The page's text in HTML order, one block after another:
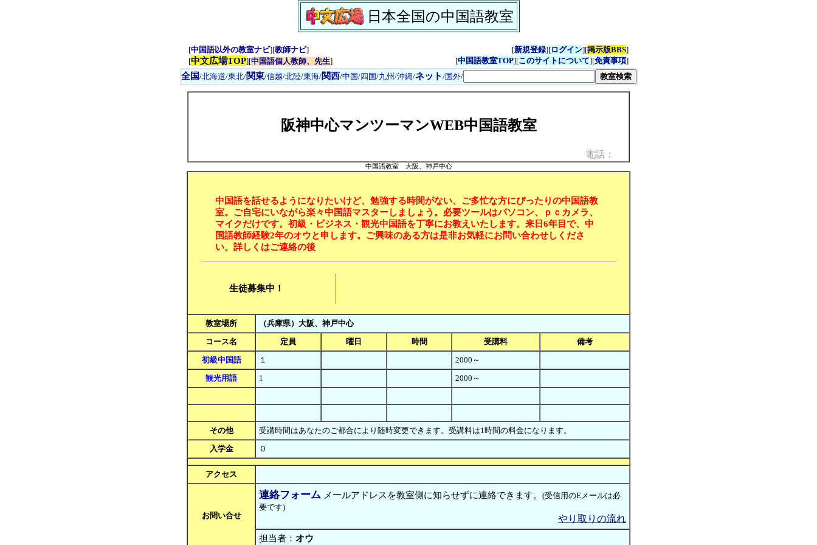
日本全国の中国語教室
[中国語以外の教室ナビ][教師ナビ]
[中文広場TOP][中国語個人教師、先生]
[新規登録][ログイン][掲示版BBS]
[中国語教室TOP][このサイトについて][免責事項]
全国/北海道/東北/関東/信越/北陸/東海/関西/中国/四国/九州/沖縄/ネット /国外/
阪神中心マンツーマンWEB中国語教室
電話：
中国語教室 大阪、神戸中心
中国語を話せるようになりたいけど、勉強する時間がない、ご多忙な方にぴったりの中国語教
室。ご自宅にいながら楽々中国語マスターしましょう。必要ツールはパソコン、ｐｃカメラ、
マイクだけです。初級・ビジネス・観光中国語を丁寧にお教えいたします。来日6年目で、中
国語教師経験2年のオウと申します。ご興味のある方は是非お気軽にお問い合わせしくださ
い。詳しくはご連絡の後
生徒募集中！
教室場所
（兵庫県）大阪、神戸中心
コース名
定員 曜日 時間 受講料
備考
初級中国語
１
2000～
観光用語
1 2000～
その他
受講時間はあなたのご都合により随時変更できます。受講料は1時間の料金になります。
入学金
０
アクセス
お問い合せ
連絡フォーム メールアドレスを教室側に知らせずに連絡できます。 (受信用のEメールは必
要です)
やり取りの流れ
担当者： オウ